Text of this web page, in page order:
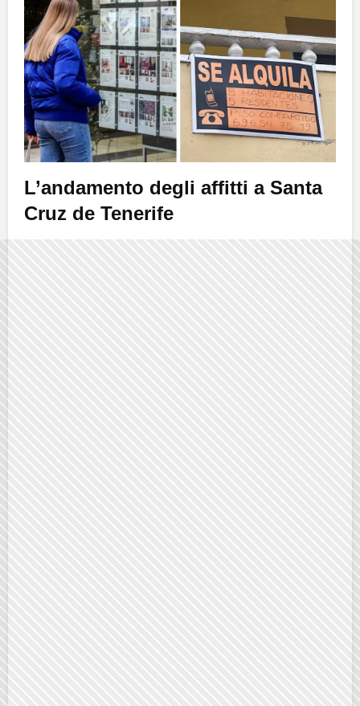
L’andamento degli affitti a Santa
Cruz de Tenerife